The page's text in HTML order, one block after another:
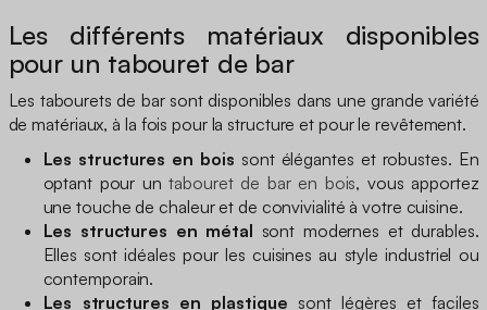
Les différents matériaux disponibles
pour un tabouret de bar
Les tabourets de bar sont disponibles dans une grande variété
de matériaux, à la fois pour la structure et pour le revêtement.
Les structures en bois sont élégantes et robustes. En
optant pour untabouret de bar en bois, vous apportez
une touche de chaleur et de convivialité à votre cuisine.
Les structures en métal sont modernes et durables.
Elles sont idéales pour les cuisines au style industriel ou
contemporain.
Les structures en plastique sont légères et faciles